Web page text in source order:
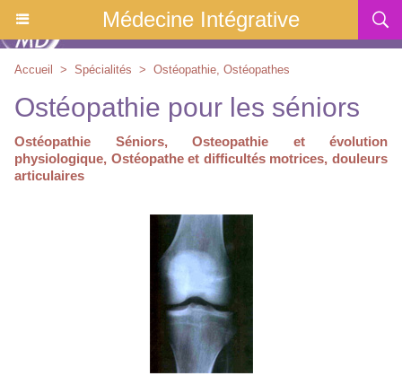
Médecine Intégrative
Accueil > Spécialités > Ostéopathie, Ostéopathes
Ostéopathie pour les séniors
Ostéopathie Séniors, Osteopathie et évolution
physiologique, Ostéopathe et difficultés motrices, douleurs
articulaires